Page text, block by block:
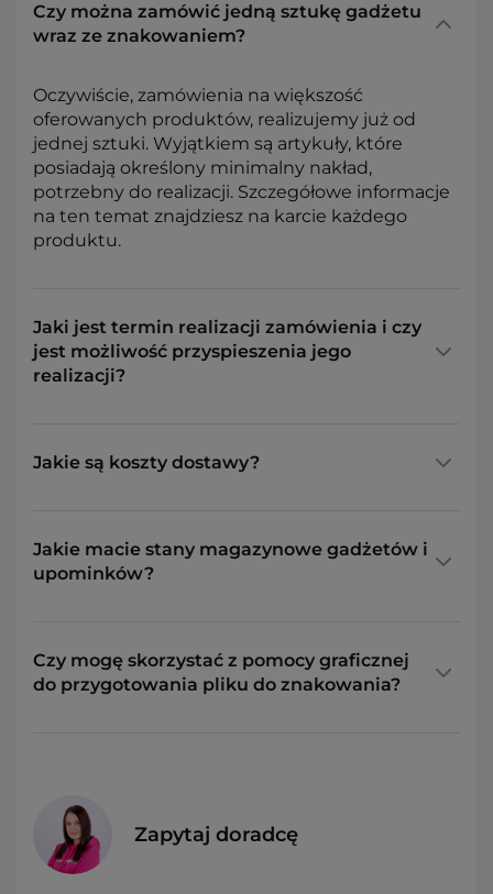
Czy można zamówić jedną sztukę gadżetu
wraz ze znakowaniem?
Oczywiście, zamówienia na większość
oferowanych produktów, realizujemy już od
jednej sztuki. Wyjątkiem są artykuły, które
posiadają określony minimalny nakład,
potrzebny do realizacji. Szczegółowe informacje
na ten temat znajdziesz na karcie każdego
produktu.
Jaki jest termin realizacji zamówienia i czy
jest możliwość przyspieszenia jego
realizacji?
Jakie są koszty dostawy?
Jakie macie stany magazynowe gadżetów i
upominków?
Czy mogę skorzystać z pomocy graficznej
do przygotowania pliku do znakowania?
Zapytaj doradcę